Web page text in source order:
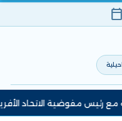
calendar_today
مفوضية الاتحاد